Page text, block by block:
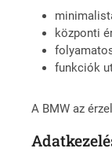
központi
funkciók
A BMW az